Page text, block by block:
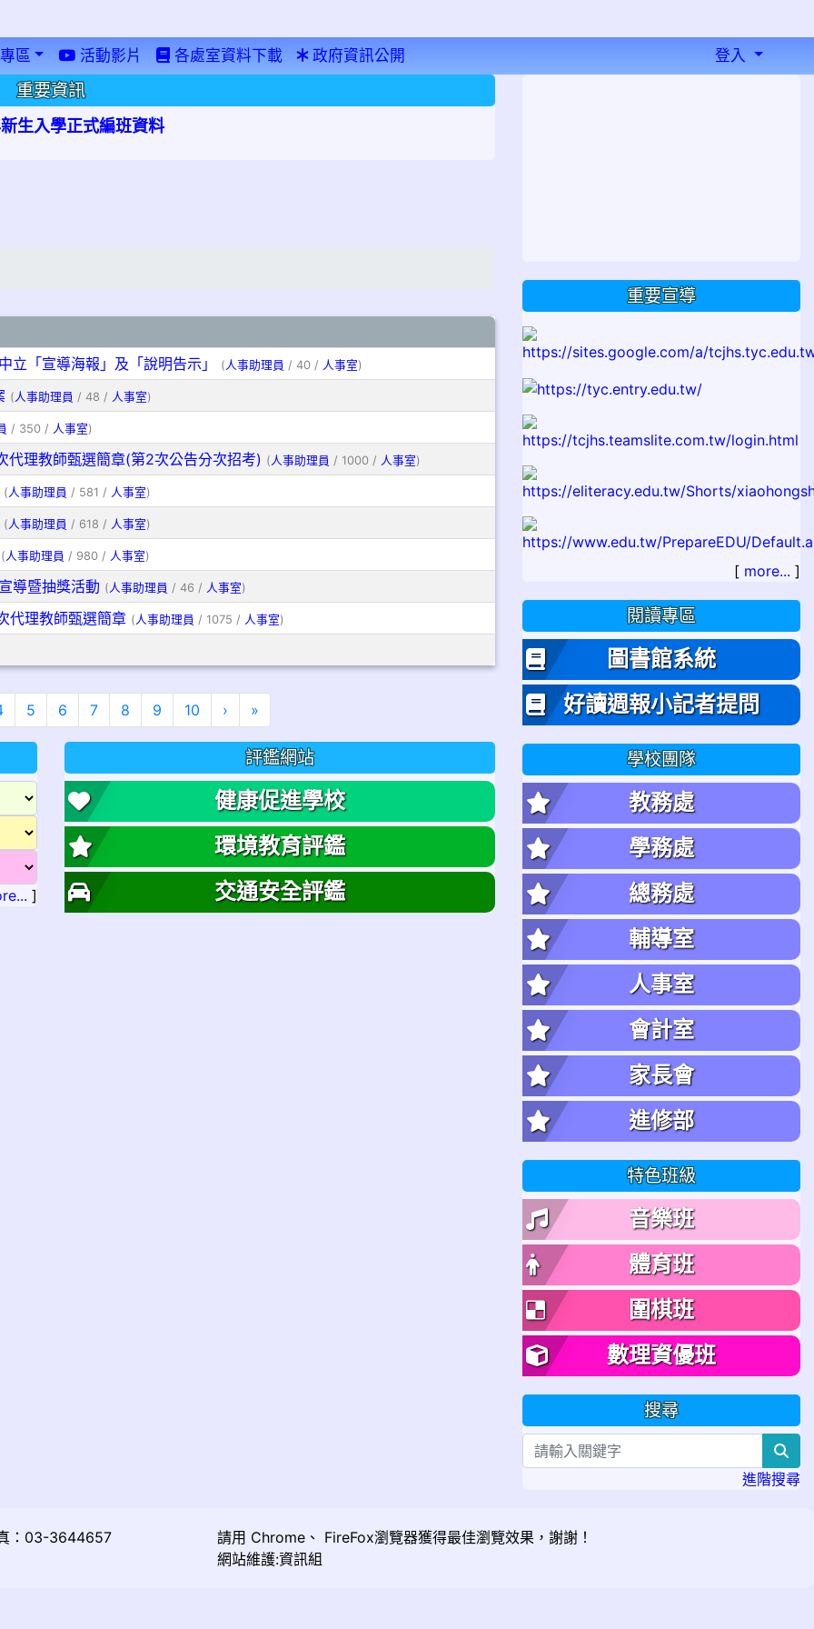
區 活動影片 各處室資料下載 政府資訊公開 登入
重要資訊
生入學正式編班資料
立「宣導海報」及「說明告示」 ( 人事助理員 / 40 / 人事室)
( 人事助理員 / 48 / 人事室)
/ 350 / 人事室)
代理教師甄選簡章(第2次公告分次招考) ( 人事助理員 / 1000 / 人事室)
( 人事助理員 / 581 / 人事室)
( 人事助理員 / 618 / 人事室)
( 人事助理員 / 980 / 人事室)
導暨抽獎活動 ( 人事助理員 / 46 / 人事室)
代理教師甄選簡章 ( 人事助理員 / 1075 / 人事室)
次)
5 6 7 8 9 10 › 下一頁
»
]
評鑑網站
健康促進學校
環境教育評鑑
交通安全評鑑
重要宣導
[ more... ]
閱讀專區
圖書館系統
好讀週報小記者提問
學校團隊
教務處
學務處
總務處
輔導室
人事室
會計室
家長會
進修部
特色班級
音樂班
體育班
圍棋班
數理資優班
搜尋
進階搜尋
：03-3644657 請用 Chrome 、 FireFox瀏覽器獲得最佳瀏覽效果，謝謝！
網站維護:資訊組